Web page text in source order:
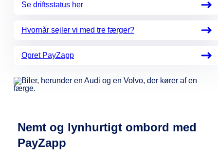
Se driftsstatus her
Hvornår sejler vi med tre færger?
Opret PayZapp
Nemt og lynhurtigt ombord med
PayZapp